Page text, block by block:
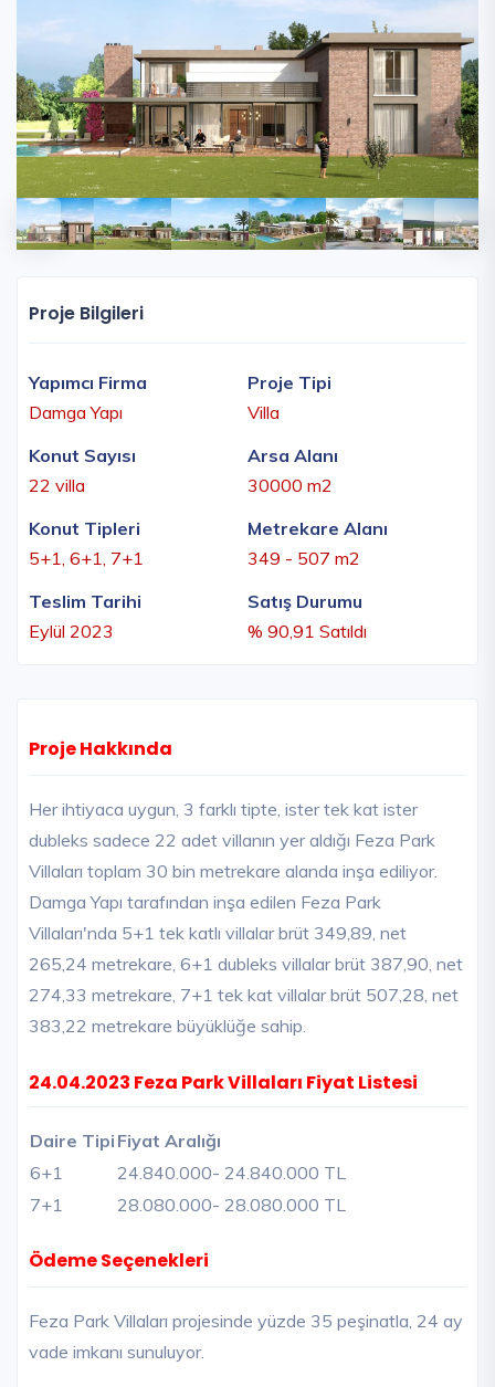
Proje Bilgileri
Yapımcı Firma
Damga Yapı
Proje Tipi
Villa
Konut Sayısı
22 villa
Arsa Alanı
30000 m2
Konut Tipleri
5+1, 6+1, 7+1
Metrekare Alanı
349 - 507 m2
Teslim Tarihi
Eylül 2023
Satış Durumu
% 90,91 Satıldı
Proje Hakkında
Her ihtiyaca uygun, 3 farklı tipte, ister tek kat ister
dubleks sadece 22 adet villanın yer aldığı Feza Park
Villaları toplam 30 bin metrekare alanda inşa ediliyor.
Damga Yapı tarafından inşa edilen Feza Park
Villaları'nda 5+1 tek katlı villalar brüt 349,89, net
265,24 metrekare, 6+1 dubleks villalar brüt 387,90, net
274,33 metrekare, 7+1 tek kat villalar brüt 507,28, net
383,22 metrekare büyüklüğe sahip.
24.04.2023 Feza Park Villaları Fiyat Listesi
Daire Tipi Fiyat Aralığı
6+1
24.840.000- 24.840.000 TL
7+1
28.080.000- 28.080.000 TL
Ödeme Seçenekleri
Feza Park Villaları projesinde yüzde 35 peşinatla, 24 ay
vade imkanı sunuluyor.